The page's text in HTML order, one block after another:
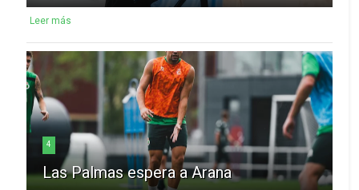
Leer más
4
Las Palmas espera a Arana